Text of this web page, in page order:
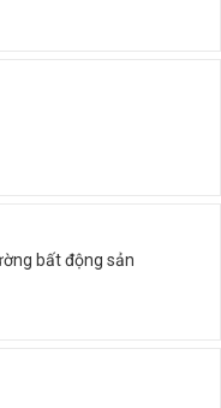
bất động sản